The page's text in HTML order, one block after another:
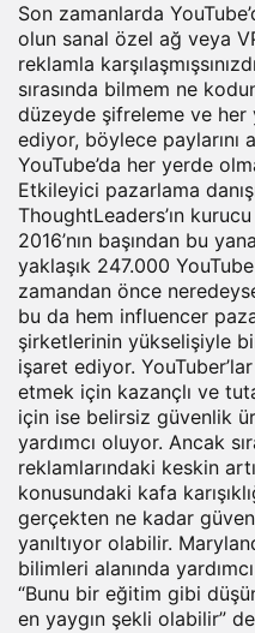
Son zamanlarda
olun sanal özel ağ veya
reklamla
sırasında bilmem ne
düzeyde şifreleme ve her
ediyor, böylece paylarını
YouTube’da her yerde
Etkileyici pazarlama
ThoughtLeaders’ın
2016’nın başından bu
yaklaşık 247.000
zamandan önce
bu da hem influencer
şirketlerinin yükselişiyle
işaret ediyor.
etmek için kazançlı ve
için ise belirsiz güvenlik
yardımcı oluyor. Ancak
reklamlarındaki keskin
konusundaki kafa
gerçekten ne kadar
yanıltıyor olabilir.
bilimleri alanında
“Bunu bir eğitim gibi
en yaygın şekli olabilir”